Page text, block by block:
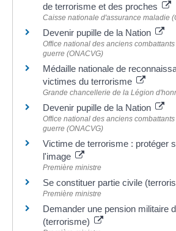
de terrorisme et des proches
Caisse nationale d'assurance maladie
Devenir pupille de la Nation
Office national des anciens
guerre (ONACVG)
Médaille nationale de
victimes du terrorisme
Grande chancellerie de la Légion
Devenir pupille de la Nation
Office national des anciens
guerre (ONACVG)
Victime de terrorisme : protéger
l'image
Première ministre
Se constituer partie civile
Première ministre
Demander une pension militaire
(terrorisme)